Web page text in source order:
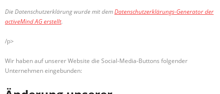
Die Datenschutzerklärung wurde mit demDatenschutzerklärungs-Generator der
activeMind AG erstellt.
/p>
Wir haben auf unserer Website die Social-Media-Buttons folgender
Unternehmen eingebunden: